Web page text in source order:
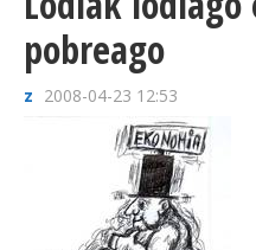
pobreago
z 2008-04-23 12:53